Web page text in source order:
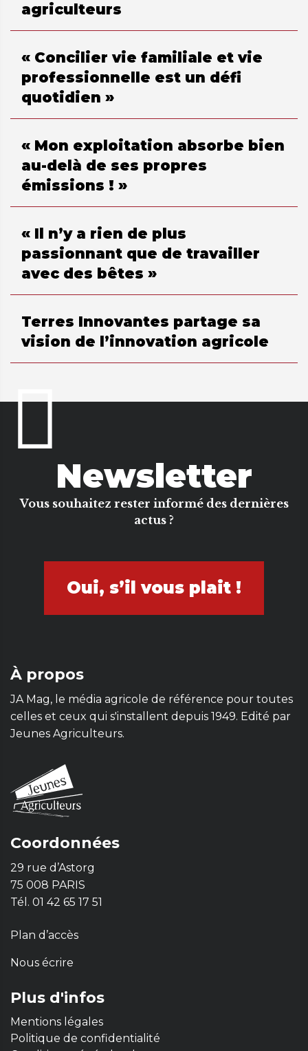
agriculteurs
« Concilier vie familiale et vie
professionnelle est un défi
quotidien »
« Mon exploitation absorbe bien
au-delà de ses propres
émissions ! »
« Il n’y a rien de plus
passionnant que de travailler
avec des bêtes »
Terres Innovantes partage sa
vision de l’innovation agricole
Newsletter
Vous souhaitez rester informé des dernières
actus ?
Oui, s’il vous plait !
À propos
JA Mag, le média agricole de référence pour toutes
celles et ceux qui s'installent depuis 1949. Edité par
Jeunes Agriculteurs.
Coordonnées
29 rue d’Astorg
75 008 PARIS
Tél. 01 42 65 17 51
Plan d’accès
Nous écrire
Plus d'infos
Mentions légales
Politique de confidentialité